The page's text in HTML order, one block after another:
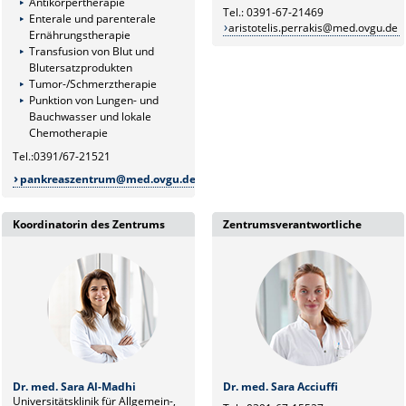
Enterale und parenterale
Ernährungstherapie
Transfusion von Blut und
Blutersatzprodukten
Tumor-/Schmerztherapie
Punktion von Lungen- und
Bauchwasser und lokale
Chemotherapie
Tel.:0391/67-21521
pankreaszentrum@med.ovgu.de
Koordinatorin des Zentrums
Dr. med. Sara Al-Madhi
Universitätsklinik für Allgemein-,
Tel.: 0391-67-21469
aristotelis.perrakis@med.ovgu.de
Zentrumsverantwortliche
Dr. med. Sara Acciuffi